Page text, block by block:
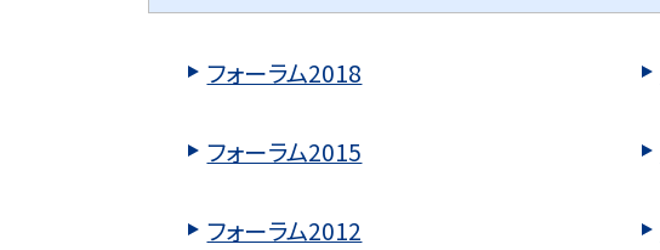
フォーラム2018
フォーラム2015
フォーラム2012